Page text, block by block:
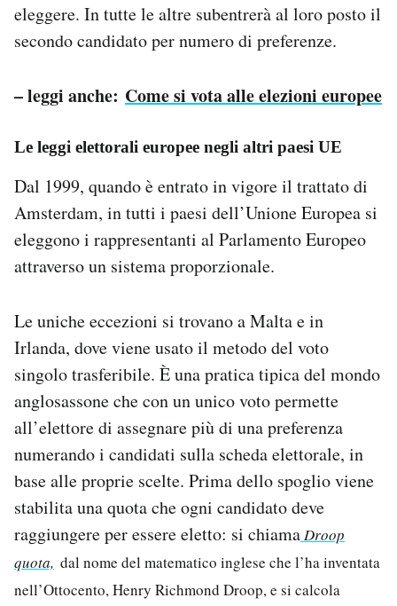
eleggere. In tutte le altre subentrerà al loro posto il
secondo candidato per numero di preferenze.
– leggi anche: Come si vota alle elezioni europee
Le leggi elettorali europee negli altri paesi UE
Dal 1999, quando è entrato in vigore il trattato di
Amsterdam, in tutti i paesi dell’Unione Europea si
eleggono i rappresentanti al Parlamento Europeo
attraverso un sistema proporzionale.
Le uniche eccezioni si trovano a Malta e in
Irlanda, dove viene usato il metodo del voto
singolo trasferibile. È una pratica tipica del mondo
anglosassone che con un unico voto permette
all’elettore di assegnare più di una preferenza
numerando i candidati sulla scheda elettorale, in
base alle proprie scelte. Prima dello spoglio viene
stabilita una quota che ogni candidato deve
raggiungere per essere eletto: si chiamaDroop
quota, dal nome del matematico inglese che l’ha inventata
nell’Ottocento, Henry Richmond Droop, e si calcola